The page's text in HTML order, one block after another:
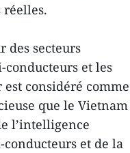
réelles.
des secteurs
conducteurs et les
considéré comme
que le Vietnam
l’intelligence
et de la